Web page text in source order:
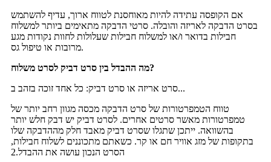
אם הקופסה עתידה להיות מאוחסנת לטווח ארוך, עדיף להשתמש
בסרט הדבקה לאריזה והובלה. סרטי הדבקה מתאימים ביותר למשלוח
חבילות בדואר ו/או למשלוח חבילות שעלולות לחוות נקודות מגע
מרובות או טיפול גס.
מה ההבדל בין סרט דביק לסרט משלוח?
סרט אריזה או סרט דביק: כל אחד זוכה בזהב ב...
טווח הטמפרטורות של סרט הדבקה מכסה מגוון רחב יותר של
טמפרטורות מאשר סרטים אחרים. לסרט דביק יש דבק חלש יותר
בהשוואה. ייתכן שתגלו שסרט דביק מאבד חלק מההדבקה שלו
בתקופות של מזג אוויר חם או קר. כשאתם מתכוננים לשלוח חבילות,
הסרט הנכון עושה את ההבדל.2